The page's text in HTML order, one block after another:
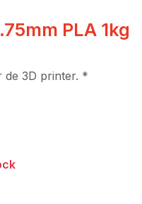
PLA 1kg
de 3D printer. *